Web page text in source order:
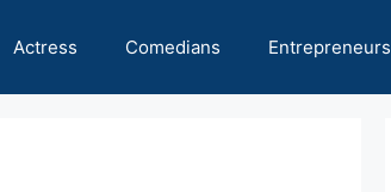
Actress Comedians Entrepreneurs